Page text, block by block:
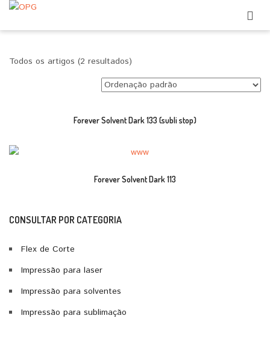
Todos os artigos (2 resultados)
Forever Solvent Dark 133 (subli stop)
Forever Solvent Dark 113
CONSULTAR POR CATEGORIA
Flex de Corte
Impressão para laser
Impressão para solventes
Impressão para sublimação